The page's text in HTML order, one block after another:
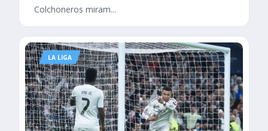
Colchoneros miram...
LA LIGA